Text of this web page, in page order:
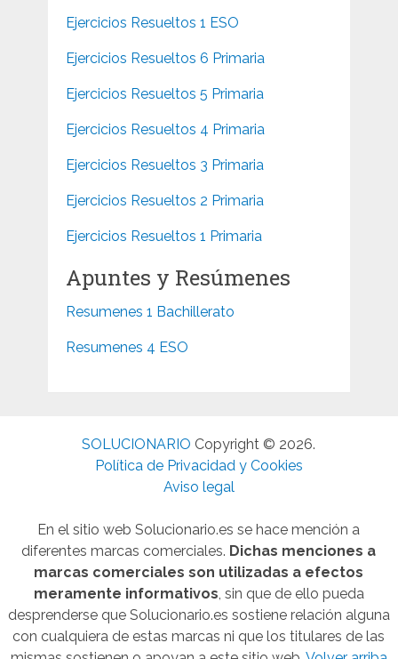
Ejercicios Resueltos 1 ESO
Ejercicios Resueltos 6 Primaria
Ejercicios Resueltos 5 Primaria
Ejercicios Resueltos 4 Primaria
Ejercicios Resueltos 3 Primaria
Ejercicios Resueltos 2 Primaria
Ejercicios Resueltos 1 Primaria
Apuntes y Resúmenes
Resumenes 1 Bachillerato
Resumenes 4 ESO
SOLUCIONARIO Copyright © 2026.
Política de Privacidad y Cookies
Aviso legal
En el sitio web Solucionario.es se hace mención a
diferentes marcas comerciales. Dichas menciones a
marcas comerciales son utilizadas a efectos
meramente informativos , sin que de ello pueda
desprenderse que Solucionario.es sostiene relación alguna
con cualquiera de estas marcas ni que los titulares de las